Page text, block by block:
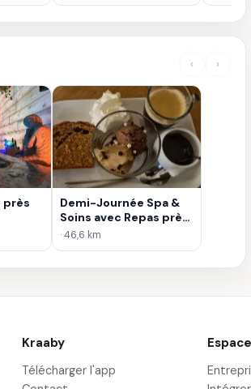
‹ ›
près
Demi-Journée Spa &
Soins avec Repas près
de Sarrebourg
· 46,6 km
Kraaby
Télécharger l'app